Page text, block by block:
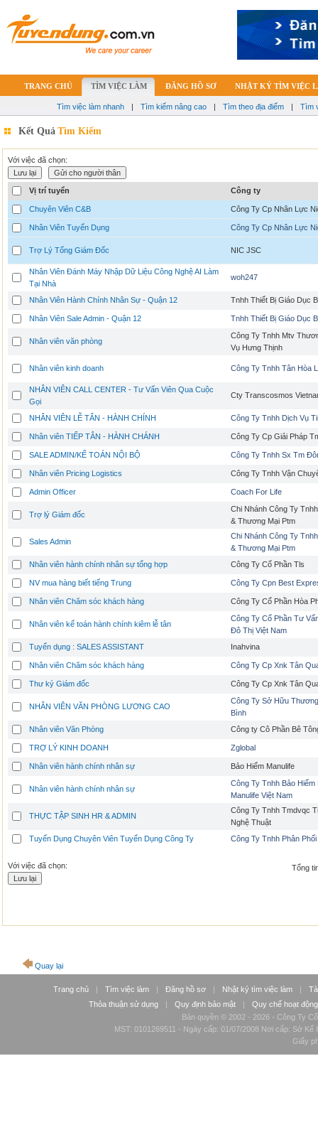
TRANG CHỦ TÌM VIỆC LÀM ĐĂNG HỒ SƠ NHẬT KÝ TÌM VIỆC
Tìm việc làm nhanh | Tìm kiếm nâng cao | Tìm theo địa điểm | Tìm
Kết Quả Tìm Kiếm
Với việc đã chọn:
Vị trí tuyển Công ty
Chuyên Viên C&B Công Ty Cp Nhân Lực
Nhân Viên Tuyển Dụng Công Ty Cp Nhân Lực
Trợ Lý Tổng Giám Đốc NIC JSC
Nhân Viên Đánh Máy Nhập Dữ Liệu Công Nghệ AI Làm
Tại Nhà
woh247
Nhân Viên Hành Chính Nhân Sự - Quận 12 Tnhh Thiết Bị Giáo Dục
Nhân Viên Sale Admin - Quận 12 Tnhh Thiết Bị Giáo Dục
Nhân viên văn phòng
Công Ty Tnhh Mtv
Vụ Hưng Thịnh
Nhân viên kinh doanh Công Ty Tnhh Tân Hòa
NHÂN VIÊN CALL CENTER - Tư Vấn Viên Qua Cuộc
Gọi
Cty Transcosmos
NHÂN VIÊN LỄ TÂN - HÀNH CHÍNH Công Ty Tnhh Dịch Vụ
Nhân viên TIẾP TÂN - HÀNH CHÁNH Công Ty Cp Giải Pháp
SALE ADMIN/KẾ TOÁN NỘI BỘ Công Ty Tnhh Sx Tm
Nhân viên Pricing Logistics Công Ty Tnhh Vận
Admin Officer Coach For Life
Trợ lý Giám đốc
Chi Nhánh Công Ty
& Thương Mại Ptm
Sales Admin
Chi Nhánh Công Ty
& Thương Mại Ptm
Nhân viên hành chính nhân sự tổng hợp
Công Ty Cổ Phần Tls
NV mua hàng biết tiếng Trung Công Ty Cpn Best
Nhân viên Chăm sóc khách hàng Công Ty Cổ Phần Hòa
Nhân viên kế toán hành chính kiêm lễ tân
Công Ty Cổ Phần Tư
Đô Thị Việt Nam
Tuyển dụng : SALES ASSISTANT
Inahvina
Nhân viên Chăm sóc khách hàng Công Ty Cp Xnk Tân
Thư ký Giám đốc Công Ty Cp Xnk Tân
NHÂN VIÊN VĂN PHÒNG LƯƠNG CAO
Công Ty Sở Hữu
Bình
Nhân viên Văn Phòng
Công ty Cô Phần Bê
TRỢ LÝ KINH DOANH Zglobal
Nhân viên hành chính nhân sự Bảo Hiểm Manulife
Nhân viên hành chính nhân sự
Công Ty Tnhh Bảo Hiểm
Manulife Việt Nam
THỰC TẬP SINH HR & ADMIN
Công Ty Tnhh Tmdvqc
Nghệ Thuật
Tuyển Dụng Chuyên Viên Tuyển Dụng Công Ty
Công Ty Tnhh Phân Phối
Với việc đã chọn: Tổng
Quay lại
Trang chủ | Tìm việc làm | Đăng hồ sơ | Nhật ký tìm việc làm |
Thỏa thuận sử dụng
| Quy định bảo mật |
Quy chế hoạt động
Bản quyền © 2002 - 2026 - Công Ty
MST: 0101269511 - Ngày cấp: 01/07/2008 Nơi cấp: Sở
Giấy